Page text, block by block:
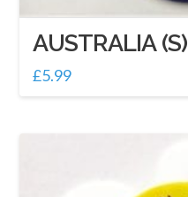
AUSTRALIA (S)
£5.99